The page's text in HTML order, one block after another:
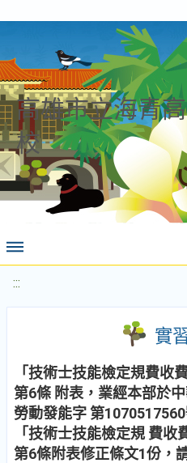
高雄市立海青
校
:::
實
「技術士技能檢定規費收
第6條 附表，業經本部於
勞動發能字 第
「技術士技能檢定規 費
第6條附表修正條文1份，